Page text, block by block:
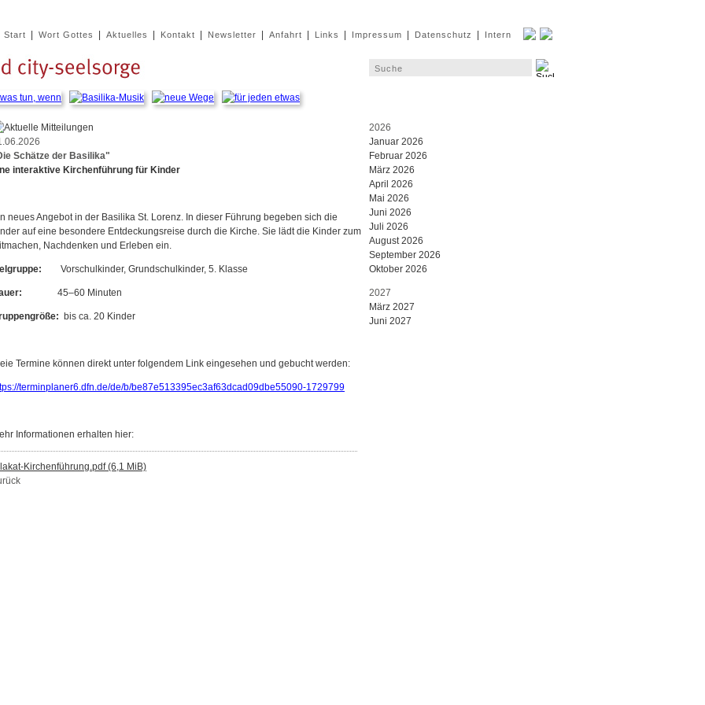
Start Wort Gottes Aktuelles Kontakt Newsletter Anfahrt Links Impressum Datenschutz Intern
Schätze der Basilika"
interaktive Kirchenführung für Kinder
neues Angebot in der Basilika St. Lorenz. In dieser Führung begeben sich die
auf eine besondere Entdeckungsreise durch die Kirche. Sie lädt die Kinder zum
Nachdenken und Erleben ein.
Vorschulkinder, Grundschulkinder, 5. Klasse
45–60 Minuten
bis ca. 20 Kinder
Termine können direkt unter folgendem Link eingesehen und gebucht werden:
terminplaner6.dfn.de/de/b/be87e513395ec3af63dcad09dbe55090-1729799
Informationen erhalten hier:
Kirchenführung.pdf(6,1 MiB)
2026
Januar 2026
Februar 2026
März 2026
April 2026
Mai 2026
Juni 2026
Juli 2026
August 2026
September 2026
Oktober 2026
2027
März 2027
Juni 2027